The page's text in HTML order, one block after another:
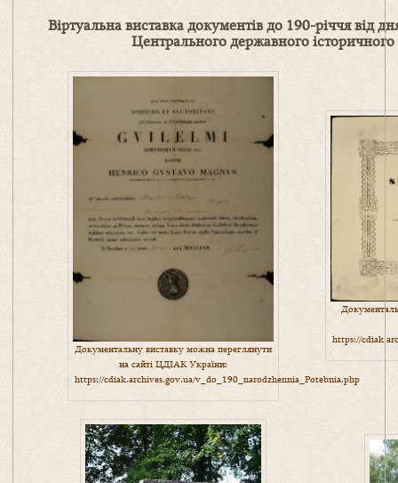
Віртуальна виставка документів до 190-річчя від
Центрального державного історичного
Документальну виставку можна переглянути
на сайті ЦДІАК України:
https://cdiak.archives.gov.ua/v_do_190_narodzhennia_Potebnia.php
https://